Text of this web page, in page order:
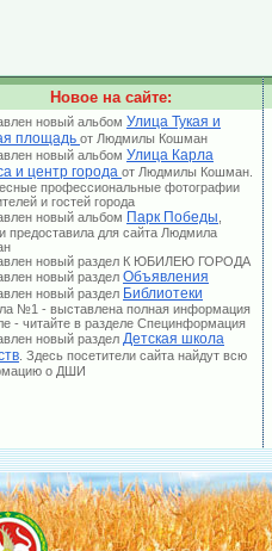
Новое на сайте:
новый альбом Улица Тукая и
площадь от Людмилы Кошман
новый альбом Улица Карла
и центр города от Людмилы Кошман.
профессиональные фотографии
и гостей города
новый альбом Парк Победы
предоставила для сайта Людмила
новый раздел К ЮБИЛЕЮ ГОРОДА
новый раздел Объявления
новый раздел Библиотеки
№1 - выставлена полная информация
- читайте в разделе Специнформация
новый раздел Детская школа
. Здесь посетители сайта найдут всю
о ДШИ